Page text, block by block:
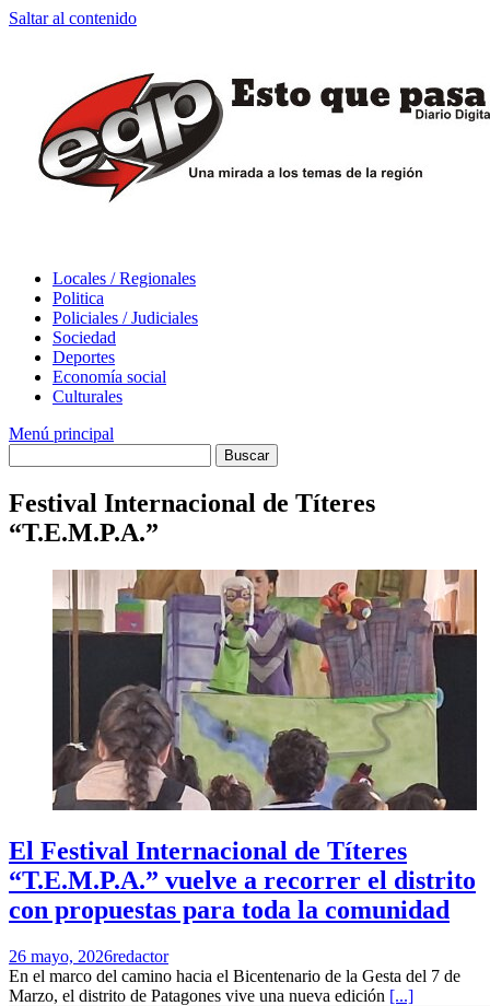
Saltar al contenido
Locales / Regionales
Politica
Policiales / Judiciales
Sociedad
Deportes
Economía social
Culturales
Menú principal
Festival Internacional de Títeres
“T.E.M.P.A.”
El Festival Internacional de Títeres
“T.E.M.P.A.” vuelve a recorrer el distrito
con propuestas para toda la comunidad
26 mayo, 2026redactor
En el marco del camino hacia el Bicentenario de la Gesta del 7 de
Marzo, el distrito de Patagones vive una nueva edición [...]